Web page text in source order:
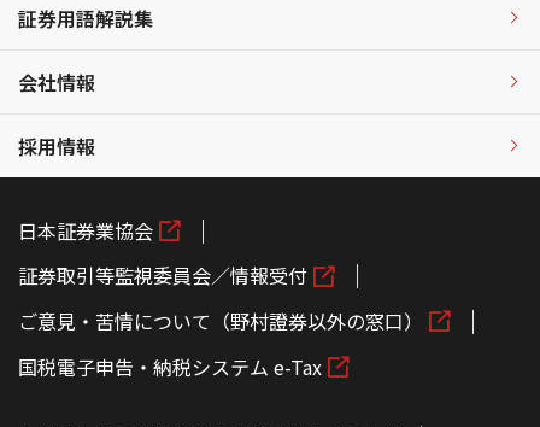
証券用語解説集
会社情報
採用情報
日本証券業協会
証券取引等監視委員会／情報受付
ご意見・苦情について（野村證券以外の窓口）
国税電子申告・納税システム e-Tax